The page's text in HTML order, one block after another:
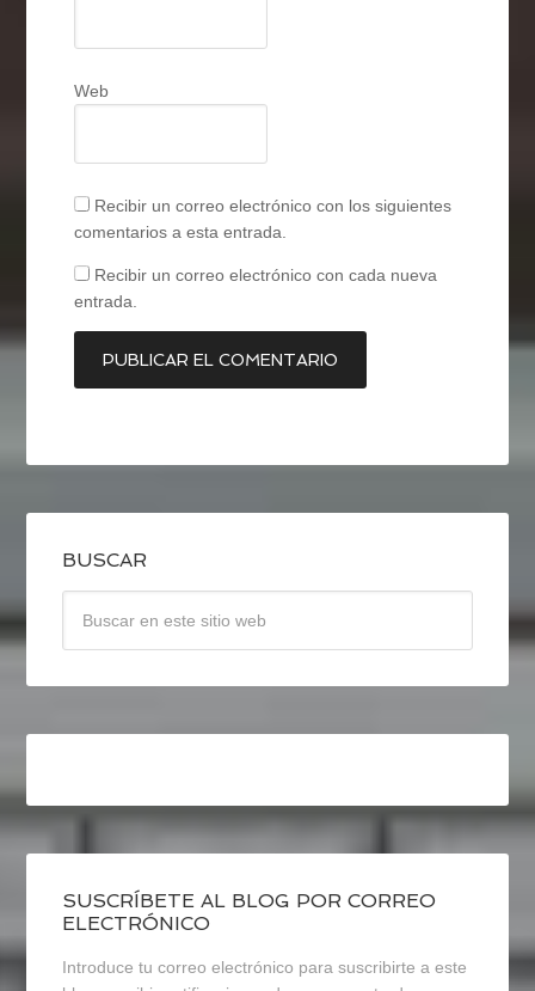
Web
Recibir un correo electrónico con los siguientes
comentarios a esta entrada.
Recibir un correo electrónico con cada nueva
entrada.
BUSCAR
SUSCRÍBETE AL BLOG POR CORREO
ELECTRÓNICO
Introduce tu correo electrónico para suscribirte a este